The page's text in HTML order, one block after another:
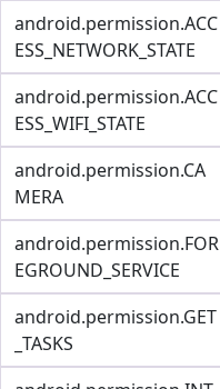
android.permission.ACC
ESS_NETWORK_STATE
android.permission.ACC
ESS_WIFI_STATE
android.permission.CA
MERA
android.permission.FOR
EGROUND_SERVICE
android.permission.GET
_TASKS